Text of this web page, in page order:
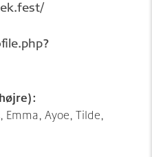
Emma, Ayoe, Tilde,